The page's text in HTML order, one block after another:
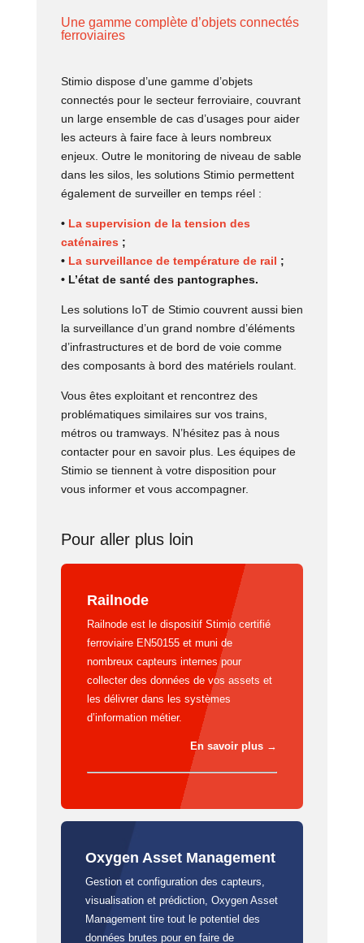
Une gamme complète d’objets connectés
ferroviaires
Stimio dispose d’une gamme d’objets
connectés pour le secteur ferroviaire, couvrant
un large ensemble de cas d’usages pour aider
les acteurs à faire face à leurs nombreux
enjeux. Outre le monitoring de niveau de sable
dans les silos, les solutions Stimio permettent
également de surveiller en temps réel :
• La supervision de la tension des
caténaires ;
• La surveillance de température de rail ;
• L’état de santé des pantographes.
Les solutions IoT de Stimio couvrent aussi bien
la surveillance d’un grand nombre d’éléments
d’infrastructures et de bord de voie comme
des composants à bord des matériels roulant.
Vous êtes exploitant et rencontrez des
problématiques similaires sur vos trains,
métros ou tramways. N’hésitez pas à nous
contacter pour en savoir plus. Les équipes de
Stimio se tiennent à votre disposition pour
vous informer et vous accompagner.
Pour aller plus loin
Railnode
Railnode est le dispositif Stimio certifié
ferroviaire EN50155 et muni de
nombreux capteurs internes pour
collecter des données de vos assets et
les délivrer dans les systèmes
d’information métier.
En savoir plus →
Oxygen Asset Management
Gestion et configuration des capteurs,
visualisation et prédiction, Oxygen Asset
Management tire tout le potentiel des
données brutes pour en faire de